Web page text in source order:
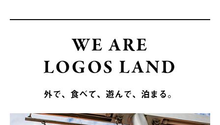
WE ARE
LOGOS LAND
外で、食べて、遊んで、泊まる。